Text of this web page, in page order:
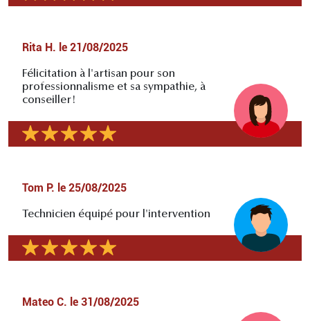
Rita H. le 21/08/2025
Félicitation à l'artisan pour son
professionnalisme et sa sympathie, à
conseiller!
Tom P. le 25/08/2025
Technicien équipé pour l'intervention
Mateo C. le 31/08/2025